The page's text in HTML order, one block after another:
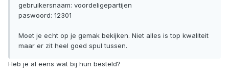
gebruikersnaam: voordeligepartijen
paswoord: 12301
Moet je echt op je gemak bekijken. Niet alles is top kwaliteit
maar er zit heel goed spul tussen.
Heb je al eens wat bij hun besteld?